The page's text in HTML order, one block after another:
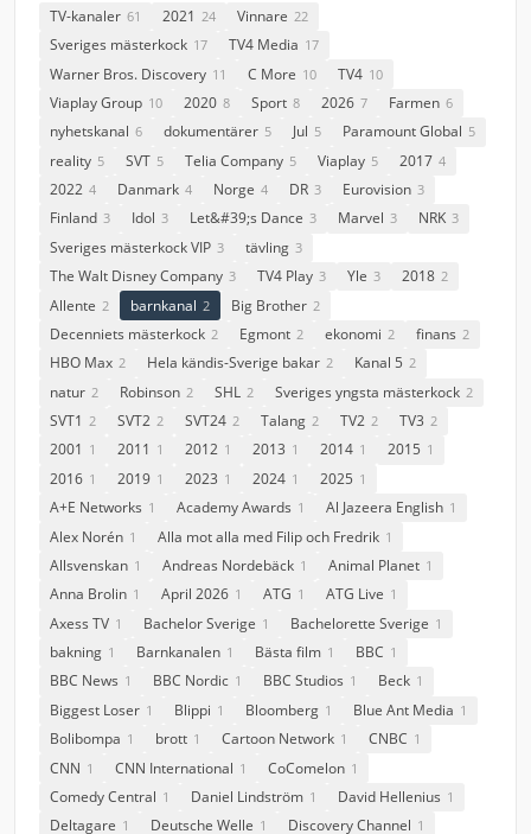
TV-kanaler 61 2021 24 Vinnare 22
Sveriges mästerkock 17 TV4 Media 17
Warner Bros. Discovery 11 C More 10 TV4 10
Viaplay Group 10 2020 8 Sport 8 2026 7 Farmen 6
nyhetskanal 6 dokumentärer 5 Jul 5 Paramount Global 5
reality 5 SVT 5 Telia Company 5 Viaplay 5 2017 4
2022 4 Danmark 4 Norge 4 DR 3 Eurovision 3
Finland 3 Idol 3 Let&#39;s Dance 3 Marvel 3 NRK 3
Sveriges mästerkock VIP 3 tävling 3
The Walt Disney Company 3 TV4 Play 3 Yle 3 2018 2
Allente 2 barnkanal 2 Big Brother 2
Decenniets mästerkock 2 Egmont 2 ekonomi 2 finans 2
HBO Max 2 Hela kändis-Sverige bakar 2 Kanal 5 2
natur 2 Robinson 2 SHL 2 Sveriges yngsta mästerkock 2
SVT1 2 SVT2 2 SVT24 2 Talang 2 TV2 2 TV3 2
2001 1 2011 1 2012 1 2013 1 2014 1 2015 1
2016 1 2019 1 2023 1 2024 1 2025 1
A+E Networks 1 Academy Awards 1 Al Jazeera English 1
Alex Norén 1 Alla mot alla med Filip och Fredrik 1
Allsvenskan 1 Andreas Nordebäck 1 Animal Planet 1
Anna Brolin 1 April 2026 1 ATG 1 ATG Live 1
Axess TV 1 Bachelor Sverige 1 Bachelorette Sverige 1
bakning 1 Barnkanalen 1 Bästa film 1 BBC 1
BBC News 1 BBC Nordic 1 BBC Studios 1 Beck 1
Biggest Loser 1 Blippi 1 Bloomberg 1 Blue Ant Media 1
Bolibompa 1 brott 1 Cartoon Network 1 CNBC 1
CNN 1 CNN International 1 CoComelon 1
Comedy Central 1 Daniel Lindström 1 David Hellenius 1
Deltagare 1 Deutsche Welle 1 Discovery Channel 1